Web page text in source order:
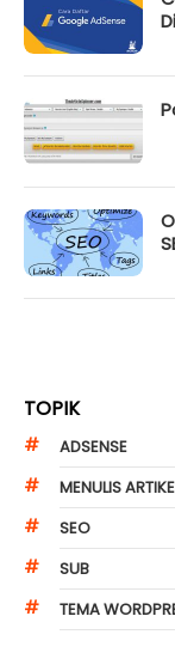
TOPIK
ADSENSE
MENULIS
SEO
SUB
TEMA